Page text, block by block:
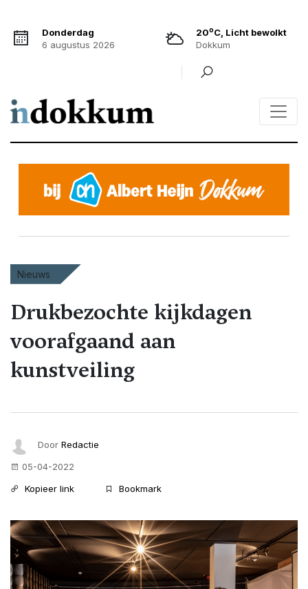
Donderdag
6 augustus 2026
20oC, Licht bewolkt
Dokkum
Nieuws
Drukbezochte kijkdagen
voorafgaand aan
kunstveiling
Door Redactie
05-04-2022
Kopieer link
Bookmark